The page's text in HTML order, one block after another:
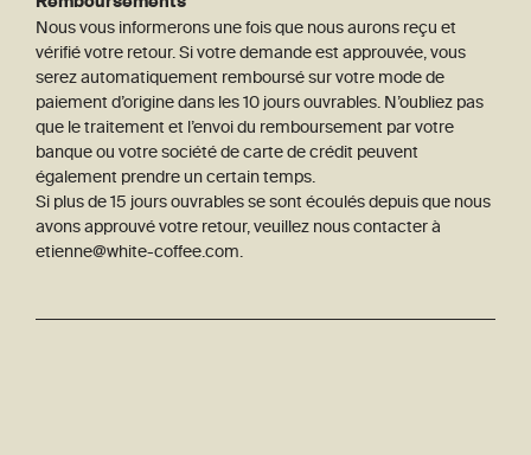
Nous vous informerons une fois que nous aurons reçu et
vérifié votre retour. Si votre demande est approuvée, vous
serez automatiquement remboursé sur votre mode de
paiement d’origine dans les 10 jours ouvrables. N’oubliez pas
que le traitement et l’envoi du remboursement par votre
banque ou votre société de carte de crédit peuvent
également prendre un certain temps.
Si plus de 15 jours ouvrables se sont écoulés depuis que nous
avons approuvé votre retour, veuillez nous contacter à
etienne@white-coffee.com.